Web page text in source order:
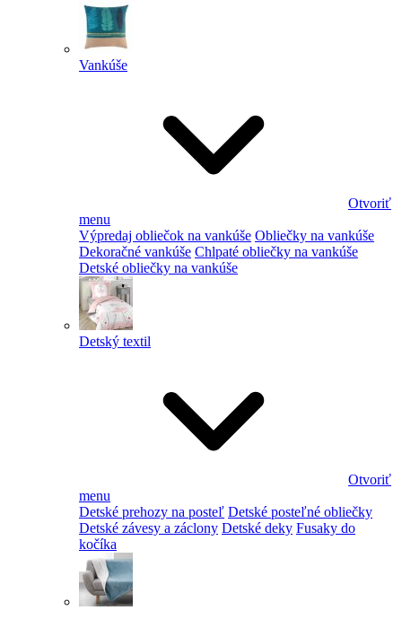
Vankúše
Otvoriť
menu
Výpredaj obliečok na vankúše Obliečky na vankúše
Dekoračné vankúše Chlpaté obliečky na vankúše
Detské obliečky na vankúše
Detský textil
Otvoriť
menu
Detské prehozy na posteľ Detské posteľné obliečky
Detské závesy a záclony Detské deky Fusaky do
kočíka